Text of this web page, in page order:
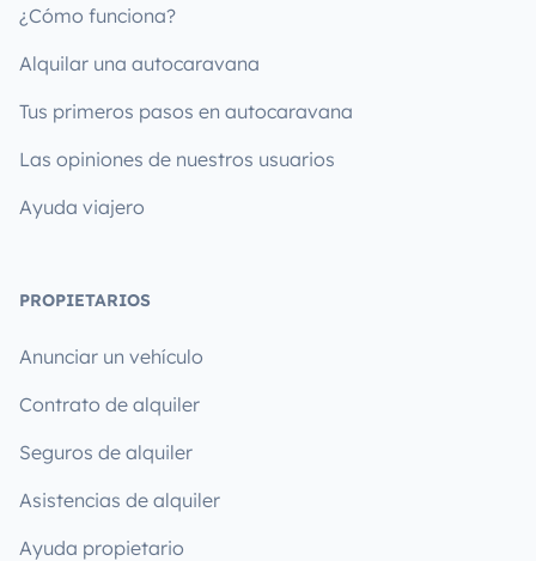
¿Cómo funciona?
Alquilar una autocaravana
Tus primeros pasos en autocaravana
Las opiniones de nuestros usuarios
Ayuda viajero
PROPIETARIOS
Anunciar un vehículo
Contrato de alquiler
Seguros de alquiler
Asistencias de alquiler
Ayuda propietario